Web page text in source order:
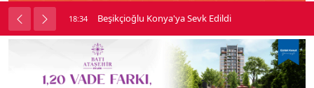
girdi 18:34 Beşikçioğlu Konya'ya Sevk Edildi